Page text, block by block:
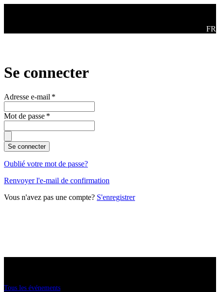
FR
Se connecter
Adresse e-mail *
Mot de passe *
Se connecter
Oublié votre mot de passe?
Renvoyer l'e-mail de confirmation
Vous n'avez pas une compte? S'enregistrer
Tous les événements